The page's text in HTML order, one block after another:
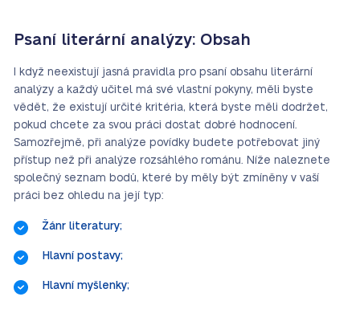
Psaní literární analýzy: Obsah
I když neexistují jasná pravidla pro psaní obsahu literární
analýzy a každý učitel má své vlastní pokyny, měli byste
vědět, že existují určité kritéria, která byste měli dodržet,
pokud chcete za svou práci dostat dobré hodnocení.
Samozřejmě, při analýze povídky budete potřebovat jiný
přístup než při analýze rozsáhlého románu. Níže naleznete
společný seznam bodů, které by měly být zmíněny v vaší
práci bez ohledu na její typ:
Žánr literatury;
Hlavní postavy;
Hlavní myšlenky;